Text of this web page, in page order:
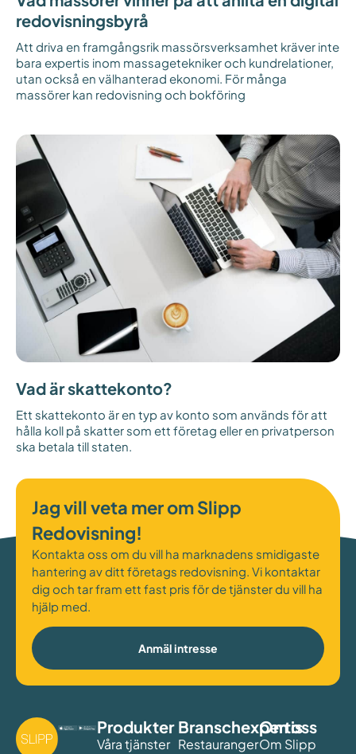
redovisningsbyrå
Att driva en framgångsrik massörsverksamhet kräver inte
bara expertis inom massagetekniker och kundrelationer,
utan också en välhanterad ekonomi. För många
massörer kan redovisning och bokföring
Vad är skattekonto?
Ett skattekonto är en typ av konto som används för att
hålla koll på skatter som ett företag eller en privatperson
ska betala till staten.
Jag vill veta mer om Slipp
Redovisning!
Kontakta oss om du vill ha marknadens smidigaste
hantering av ditt företags redovisning. Vi kontaktar
dig och tar fram ett fast pris för de tjänster du vill ha
hjälp med.
Anmäl intresse
Produkter
Våra tjänster
Branschexpertis
Restauranger
Om oss
Om Slipp